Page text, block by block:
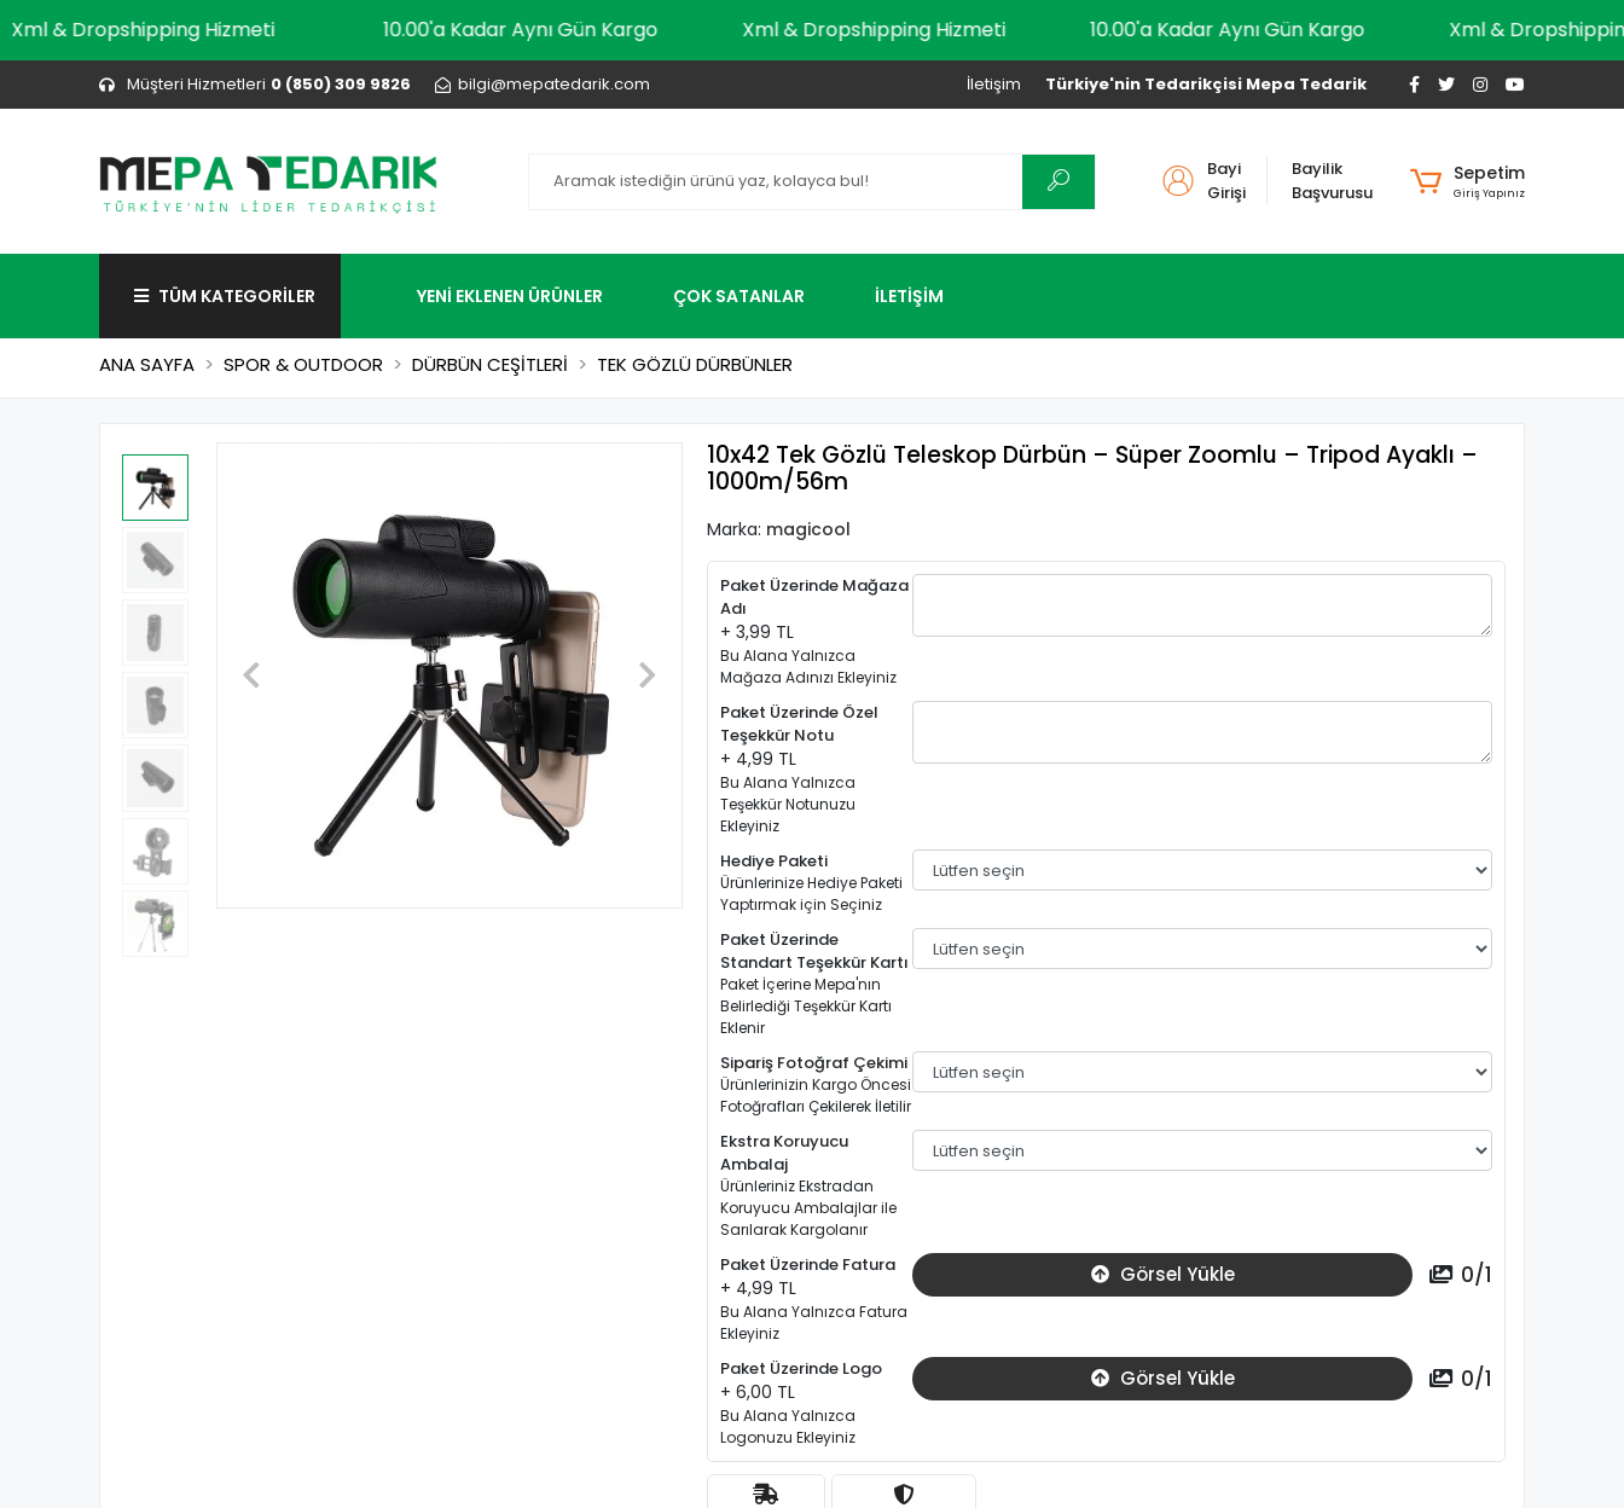
Xml & Dropshipping Hizmeti 10.00'a Kadar Aynı Gün Kargo Xml & Dropshipping Hizmeti 10.00'a Kadar Aynı Gün Kargo Xml &
Müşteri Hizmetleri 0 (850) 309 9826 bilgi@mepatedarik.com Türkiye'nin Tedarikçisi Mepa Tedarik
İletişim
Bayi
Girişi
Bayilik
Başvurusu
Sepetim
Giriş Yapınız
TÜM KATEGORİLER YENİ EKLENEN ÜRÜNLER ÇOK SATANLAR İLETİŞİM
ANA SAYFA SPOR & OUTDOOR DÜRBÜN CEŞİTLERİ TEK GÖZLÜ DÜRBÜNLER
10x42 Tek Gözlü Teleskop Dürbün – Süper Zoomlu – Tripod Ayaklı –
1000m/56m
Marka: magicool
Paket Üzerinde Mağaza
Adı
+ 3,99 TL
Bu Alana Yalnızca
Mağaza Adınızı Ekleyiniz
Paket Üzerinde Özel
Teşekkür Notu
+ 4,99 TL
Bu Alana Yalnızca
Teşekkür Notunuzu
Ekleyiniz
Hediye Paketi
Ürünlerinize Hediye Paketi
Yaptırmak için Seçiniz
Paket Üzerinde
Standart Teşekkür Kartı
Paket İçerine Mepa'nın
Belirlediği Teşekkür Kartı
Eklenir
Sipariş Fotoğraf Çekimi
Ürünlerinizin Kargo Öncesi
Fotoğrafları Çekilerek İletilir
Ekstra Koruyucu
Ambalaj
Ürünleriniz Ekstradan
Koruyucu Ambalajlar ile
Sarılarak Kargolanır
Paket Üzerinde Fatura
+ 4,99 TL
Bu Alana Yalnızca Fatura
Ekleyiniz
Görsel Yükle 0/1
Paket Üzerinde Logo
+ 6,00 TL
Bu Alana Yalnızca
Logonuzu Ekleyiniz
Görsel Yükle 0/1